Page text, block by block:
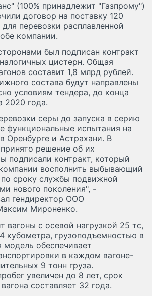
(100% принадлежит "Газпрому")
договор на поставку 120
перевозки расплавленной
компании.
был подписан контракт
цистерн. Общая
составит 1,8 млрд рублей.
состава будут направлены
условиям тендера, до конца
2020 года.
серы до запуска в серию
функциональные испытания на
Оренбурге и Астрахани. В
решение об их
подписали контракт, который
восполнить выбывающий
по сроку службы подвижной
нового поколения", -
гендиректор ООО
Мироненко.
вагоны с осевой нагрузкой 25 тс,
кубометра, грузоподъемностью в
обеспечивает
в каждом вагоне-
9 тонн груза.
увеличен до 8 лет, срок
составляет 32 года.